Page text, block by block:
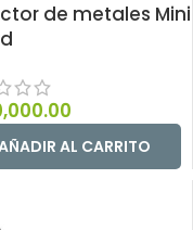
de metales Mini
AL CARRITO